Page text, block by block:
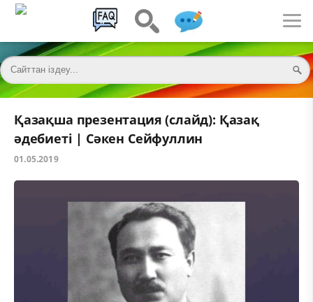
Қазақша презентация (слайд): Қазақ
әдебиеті | Сәкен Сейфуллин
01.05.2019